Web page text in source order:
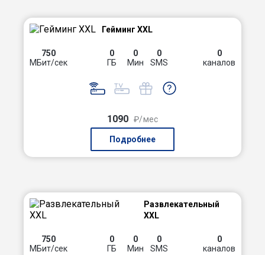
Гейминг XXL
750
МБит/сек
0
ГБ
0
Мин
0
SMS
0
каналов
1090 ₽/мес
Подробнее
Развлекательный
XXL
750
МБит/сек
0
ГБ
0
Мин
0
SMS
0
каналов